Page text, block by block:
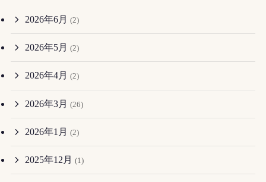
2026年6月 (2)
2026年5月 (2)
2026年4月 (2)
2026年3月 (26)
2026年1月 (2)
2025年12月 (1)